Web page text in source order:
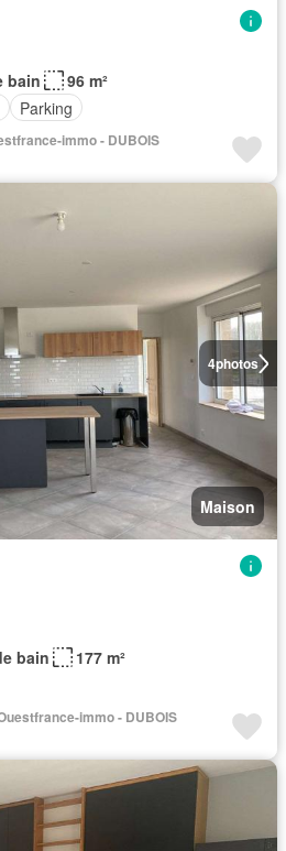
bain
96 m²
Parking
immo - DUBOIS
4photos
Maison
bain
177 m²
immo - DUBOIS